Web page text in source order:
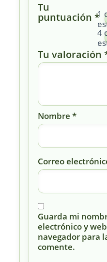
Tu
puntuación *1
4
Tu valoración
Nombre *
Correo
Guarda mi
electrónico y
navegador para
comente.